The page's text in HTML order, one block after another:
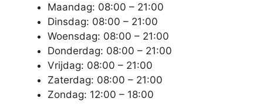
Maandag: 08:00 – 21:00
Dinsdag: 08:00 – 21:00
Woensdag: 08:00 – 21:00
Donderdag: 08:00 – 21:00
Vrijdag: 08:00 – 21:00
Zaterdag: 08:00 – 21:00
Zondag: 12:00 – 18:00